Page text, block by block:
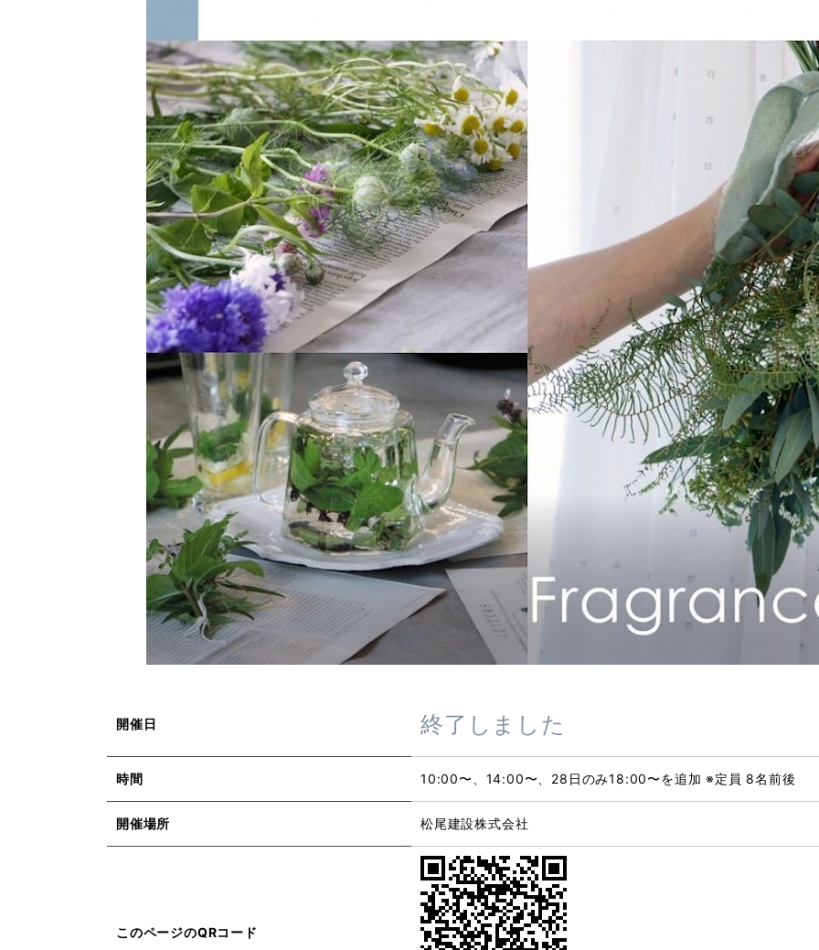
開催日 終了しました
時間 10:00〜、14:00〜、28日のみ18:00〜を追加 ※定員 8名前後
開催場所 松尾建設株式会社
このページのQRコード